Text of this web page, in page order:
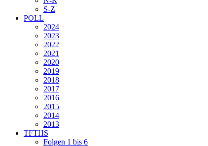
S-Z
POLL
2024
2023
2022
2021
2020
2019
2018
2017
2016
2015
2014
2013
TFTHS
Folgen 1 bis 6